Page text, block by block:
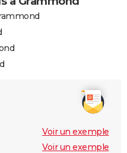
Voir un exemple
Voir un exemple